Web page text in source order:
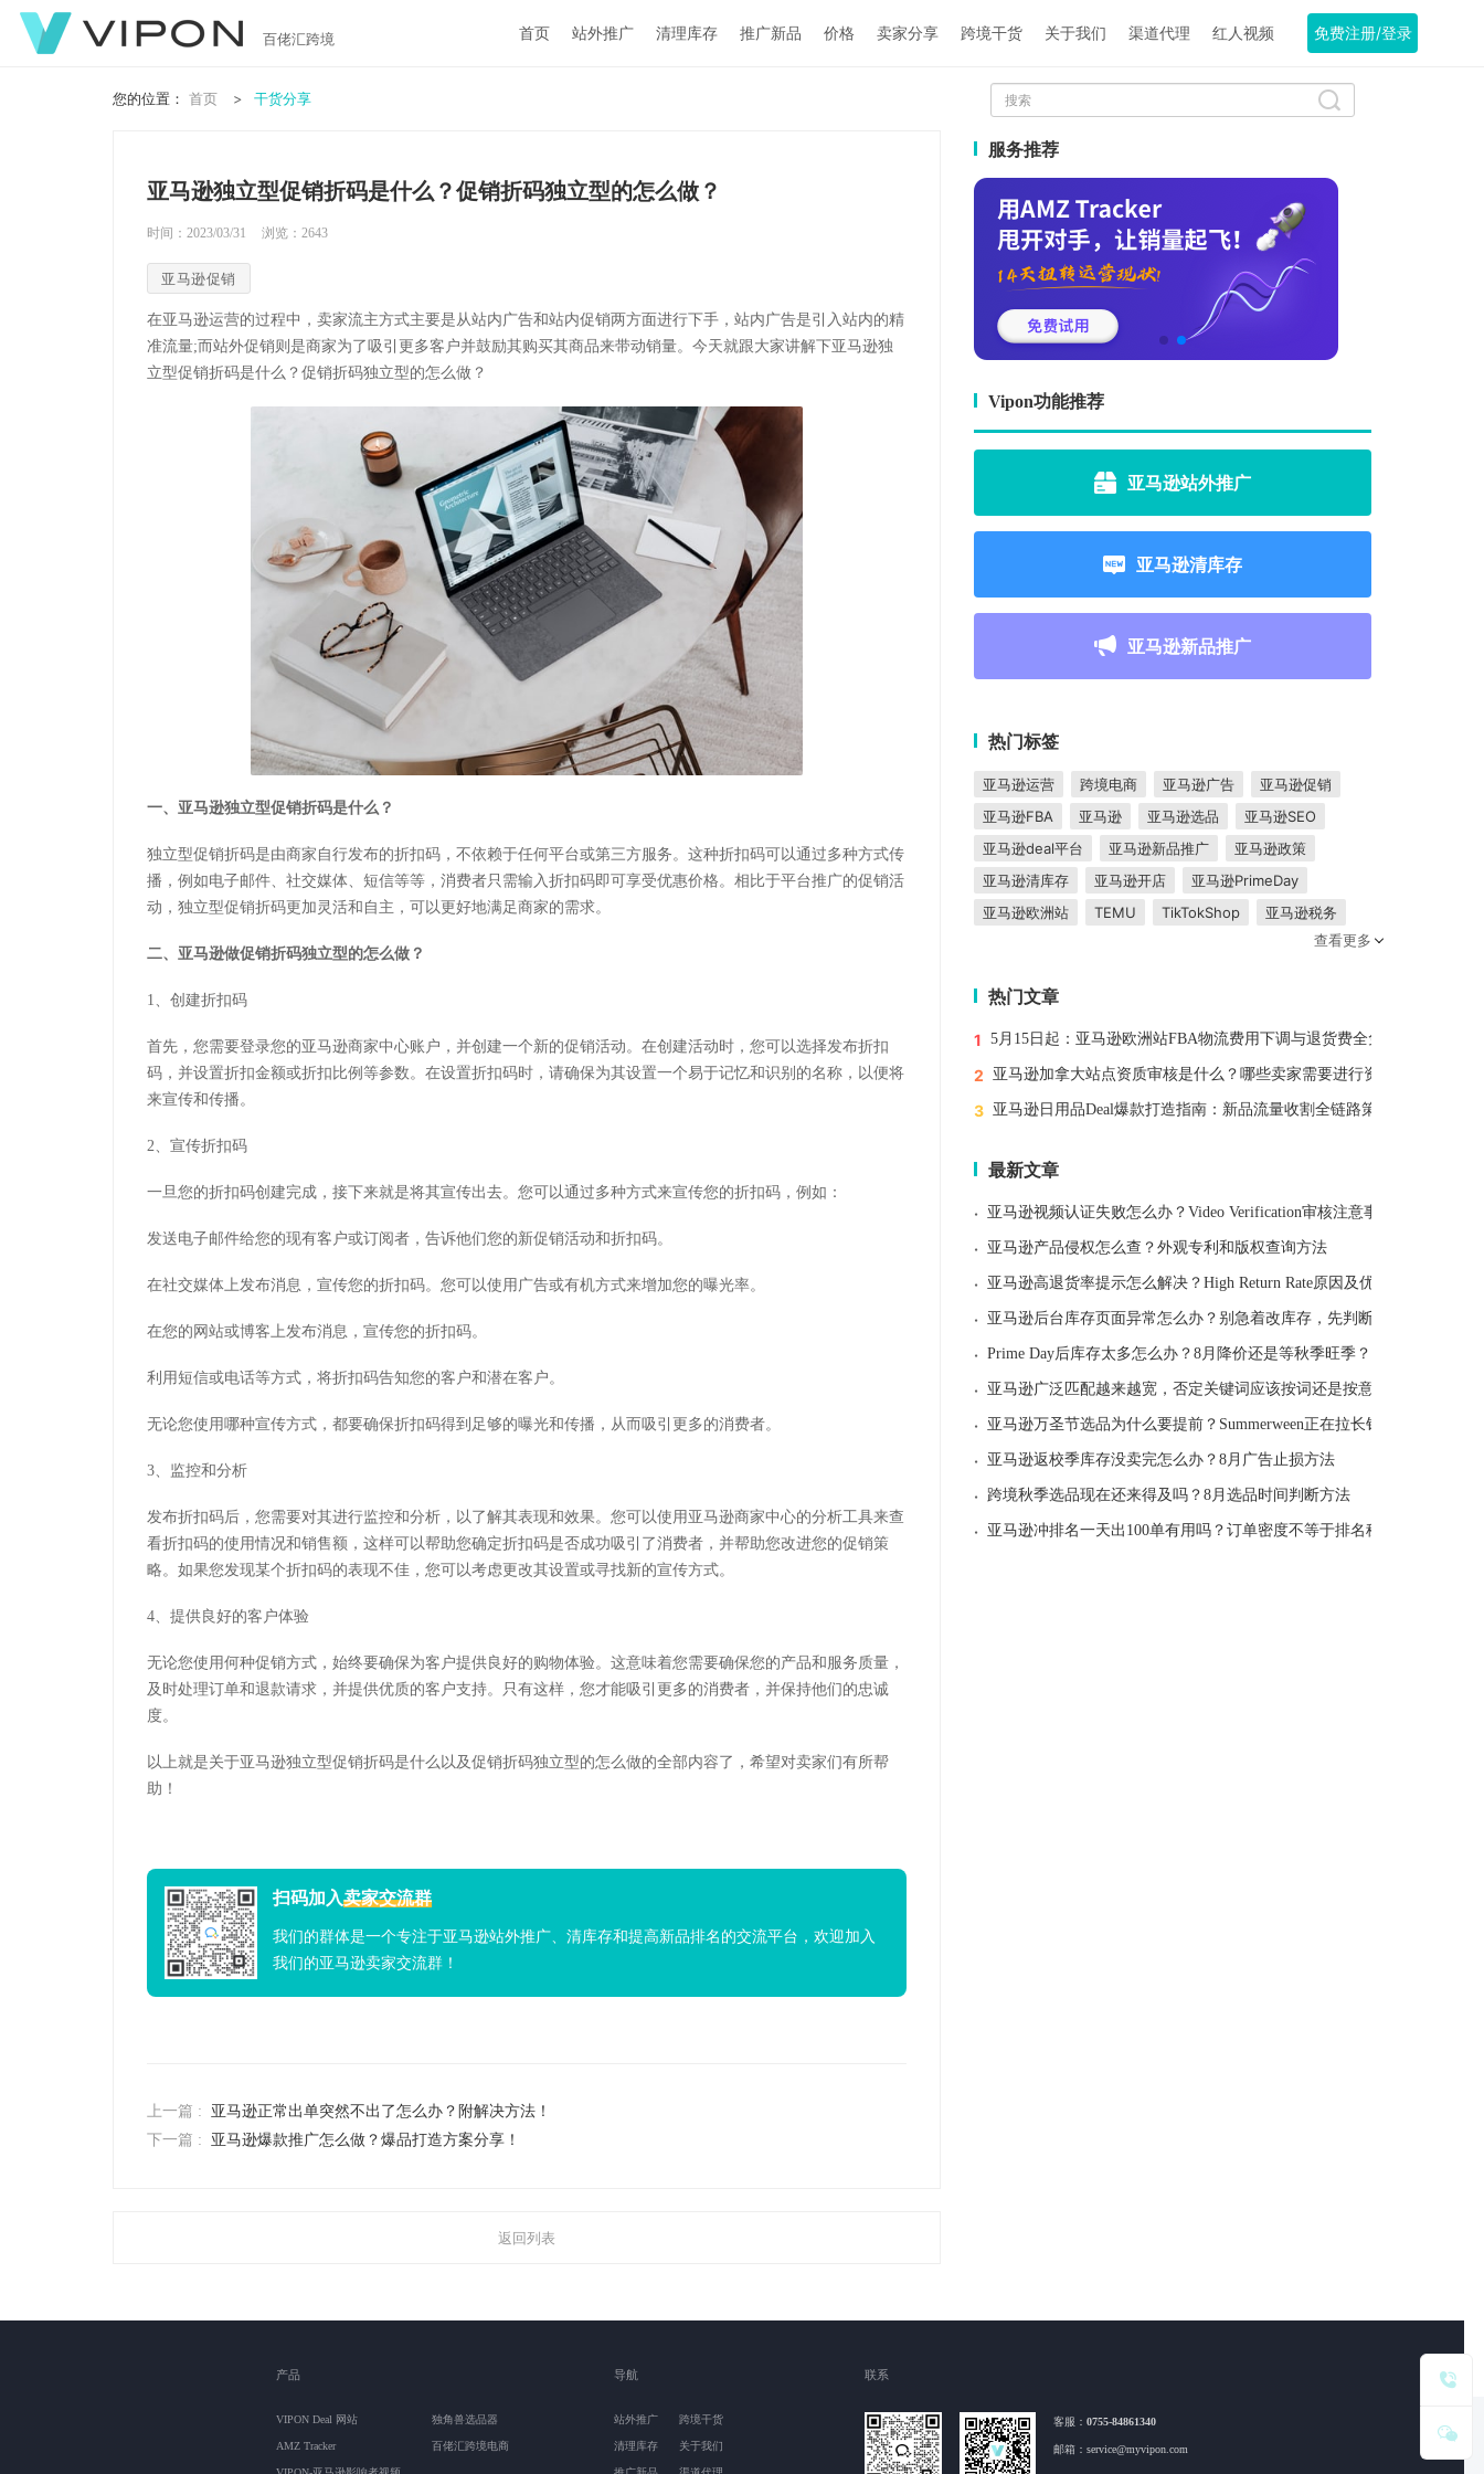
百佬汇跨境 首页 站外推广 清理库存 推广新品 价格 卖家分享 跨境干货 关于我们 渠道代理 红人视频 免费注册/登录
您的位置： 首页 干货分享
亚马逊独立型促销折码是什么？促销折码独立型的怎么做？
时间：2023/03/31 浏览： 2643
亚马逊促销
在亚马逊运营的过程中，卖家流主方式主要是从站内广告和站内促销两方面进行下手，站内广告是引入站内的精
准流量;而站外促销则是商家为了吸引更多客户并鼓励其购买其商品来带动销量。今天就跟大家讲解下亚马逊独
立型促销折码是什么？促销折码独立型的怎么做？
一、亚马逊独立型促销折码是什么？
独立型促销折码是由商家自行发布的折扣码，不依赖于任何平台或第三方服务。这种折扣码可以通过多种方式传
播，例如电子邮件、社交媒体、短信等等，消费者只需输入折扣码即可享受优惠价格。相比于平台推广的促销活
动，独立型促销折码更加灵活和自主，可以更好地满足商家的需求。
二、亚马逊做促销折码独立型的怎么做？
1、创建折扣码
首先，您需要登录您的亚马逊商家中心账户，并创建一个新的促销活动。在创建活动时，您可以选择发布折扣
码，并设置折扣金额或折扣比例等参数。在设置折扣码时，请确保为其设置一个易于记忆和识别的名称，以便将
来宣传和传播。
2、宣传折扣码
一旦您的折扣码创建完成，接下来就是将其宣传出去。您可以通过多种方式来宣传您的折扣码，例如：
发送电子邮件给您的现有客户或订阅者，告诉他们您的新促销活动和折扣码。
在社交媒体上发布消息，宣传您的折扣码。您可以使用广告或有机方式来增加您的曝光率。
在您的网站或博客上发布消息，宣传您的折扣码。
利用短信或电话等方式，将折扣码告知您的客户和潜在客户。
无论您使用哪种宣传方式，都要确保折扣码得到足够的曝光和传播，从而吸引更多的消费者。
3、监控和分析
发布折扣码后，您需要对其进行监控和分析，以了解其表现和效果。您可以使用亚马逊商家中心的分析工具来查
看折扣码的使用情况和销售额，这样可以帮助您确定折扣码是否成功吸引了消费者，并帮助您改进您的促销策
略。如果您发现某个折扣码的表现不佳，您可以考虑更改其设置或寻找新的宣传方式。
4、提供良好的客户体验
无论您使用何种促销方式，始终要确保为客户提供良好的购物体验。这意味着您需要确保您的产品和服务质量，
及时处理订单和退款请求，并提供优质的客户支持。只有这样，您才能吸引更多的消费者，并保持他们的忠诚
度。
以上就是关于亚马逊独立型促销折码是什么以及促销折码独立型的怎么做的全部内容了，希望对卖家们有所帮
助！
扫码加入卖家交流群
我们的群体是一个专注于亚马逊站外推广、清库存和提高新品排名的交流平台，欢迎加入
我们的亚马逊卖家交流群！
上一篇 :
亚马逊正常出单突然不出了怎么办？附解决方法！
下一篇 :
亚马逊爆款推广怎么做？爆品打造方案分享！
返回列表
服务推荐
Vipon功能推荐
亚马逊站外推广
亚马逊清库存
亚马逊新品推广
热门标签
亚马逊运营 跨境电商 亚马逊广告
亚马逊促销
亚马逊FBA
亚马逊 亚马逊选品
亚马逊SEO
亚马逊deal平台
亚马逊新品推广
亚马逊政策
亚马逊清库存
亚马逊开店
亚马逊PrimeDay
亚马逊欧洲站
TEMU TikTokShop
亚马逊税务
东南亚市场
DeepSeek
亚马逊站外推广体系课
亚马逊春季大促
Deal平台
亚马逊选品思路
亚马逊旺季 亚马逊BD
站外引流
选品策略
Deal站 PrimeDay
站外促销
查看更多
热门文章
1 5月15日起：亚马逊欧洲站FBA物流费用下调与退货费全免解读
2 亚马逊加拿大站点资质审核是什么？哪些卖家需要进行资质审核？
3 亚马逊日用品Deal爆款打造指南：新品流量收割全链路策略
最新文章
· 亚马逊视频认证失败怎么办？Video Verification审核注意事项
· 亚马逊产品侵权怎么查？外观专利和版权查询方法
· 亚马逊高退货率提示怎么解决？High Return Rate原因及优化方法
· 亚马逊后台库存页面异常怎么办？别急着改库存，先判断是不是系统故障
· Prime Day后库存太多怎么办？8月降价还是等秋季旺季？
· 亚马逊广泛匹配越来越宽，否定关键词应该按词还是按意图？
· 亚马逊万圣节选品为什么要提前？Summerween正在拉长销售周期
· 亚马逊返校季库存没卖完怎么办？8月广告止损方法
· 跨境秋季选品现在还来得及吗？8月选品时间判断方法
· 亚马逊冲排名一天出100单有用吗？订单密度不等于排名稳定
产品
VIPON Deal 网站
AMZ Tracker
独角兽选品器
百佬汇跨境电商
导航
站外推广
清理库存
跨境干货
关于我们
联系
客服：0755-84861340
邮箱：service@myvipon.com